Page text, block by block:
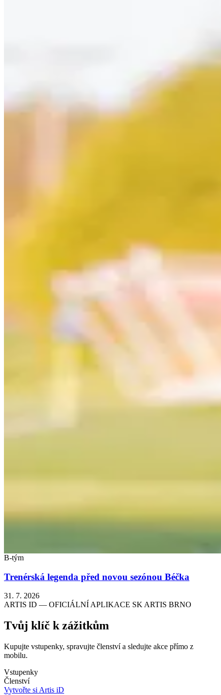
B-tým
Trenérská legenda před novou sezónou Béčka
31. 7. 2026
ARTIS ID — OFICIÁLNÍ APLIKACE SK ARTIS BRNO
Tvůj klíč k zážitkům
Kupujte vstupenky, spravujte členství a sledujte akce přímo z
mobilu.
Vstupenky
Členství
Vytvořte si Artis iD